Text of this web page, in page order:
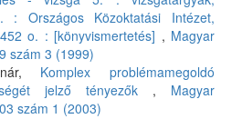
: Országos Közoktatási Intézet,
o. : [könyvismertetés] , Magyar
szám 3 (1999)
Komplex problémamegoldó
jelző tényezők , Magyar
szám 1 (2003)